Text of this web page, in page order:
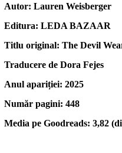
Autor: Lauren Weisberger
Editura: LEDA BAZAAR
Titlu original: The Devil
Traducere de Dora Fejes
Anul apariției: 2025
Număr pagini: 448
Media pe Goodreads: 3,82